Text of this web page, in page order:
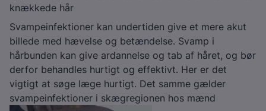
knækkede hår
Svampeinfektioner kan undertiden give et mere akut
billede med hævelse og betændelse. Svamp i
hårbunden kan give ardannelse og tab af håret, og bør
derfor behandles hurtigt og effektivt. Her er det
vigtigt at søge læge hurtigt. Det samme gælder
svampeinfektioner i skægregionen hos mænd